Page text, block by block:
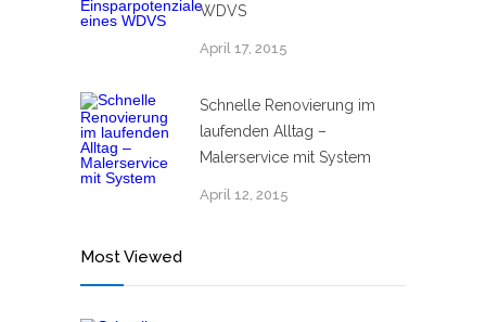
WDVS
April 17, 2015
Schnelle Renovierung im
laufenden Alltag –
Malerservice mit System
April 12, 2015
Most Viewed